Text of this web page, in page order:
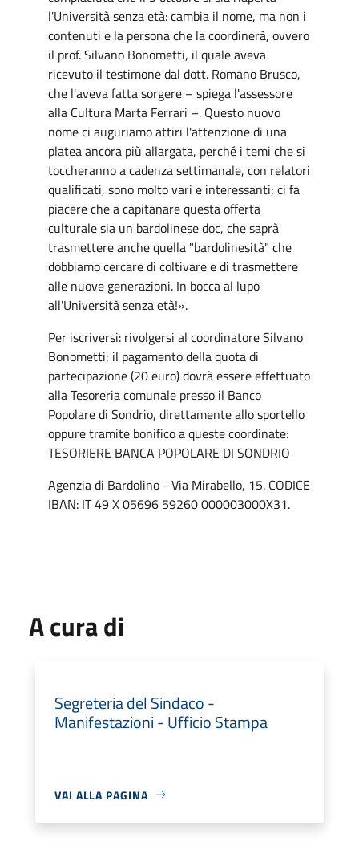
l'Università senza età: cambia il nome, ma non i
contenuti e la persona che la coordinerà, ovvero
il prof. Silvano Bonometti, il quale aveva
ricevuto il testimone dal dott. Romano Brusco,
che l'aveva fatta sorgere – spiega l'assessore
alla Cultura Marta Ferrari –. Questo nuovo
nome ci auguriamo attiri l'attenzione di una
platea ancora più allargata, perché i temi che si
toccheranno a cadenza settimanale, con relatori
qualificati, sono molto vari e interessanti; ci fa
piacere che a capitanare questa offerta
culturale sia un bardolinese doc, che saprà
trasmettere anche quella "bardolinesità" che
dobbiamo cercare di coltivare e di trasmettere
alle nuove generazioni. In bocca al lupo
all'Università senza età!».
Per iscriversi: rivolgersi al coordinatore Silvano
Bonometti; il pagamento della quota di
partecipazione (20 euro) dovrà essere effettuato
alla Tesoreria comunale presso il Banco
Popolare di Sondrio, direttamente allo sportello
oppure tramite bonifico a queste coordinate:
TESORIERE BANCA POPOLARE DI SONDRIO
Agenzia di Bardolino - Via Mirabello, 15. CODICE
IBAN: IT 49 X 05696 59260 000003000X31.
A cura di
Segreteria del Sindaco -
Manifestazioni - Ufficio Stampa
VAI ALLA PAGINA